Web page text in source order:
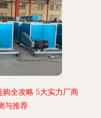
全攻略 5大实力厂商
与推荐